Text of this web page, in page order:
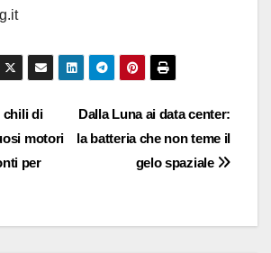
Dalla Luna ai data center:
la batteria che non teme il
gelo spaziale
chili di
motori
per